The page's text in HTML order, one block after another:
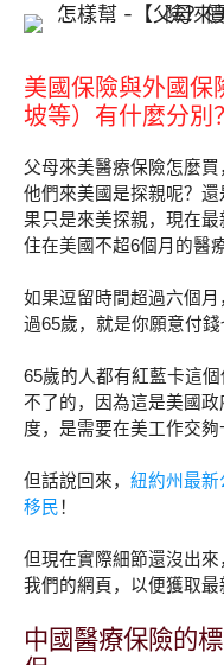
美國保險與外國
坡等）有什麼分別？
父母來美醫療保險怎麼
他們來美國是探親呢？
果只是來美探親，現在
住在美國不超6個月的醫
如果逗留時間超過六個
過65歲，就是你願意付錢
65歲的人都有紅藍卡這
不了的，因為這是美國
度，是需要在美工作交夠
但話說回來， 紐約州最新
移民！
但現在實際細節還沒出
我們的網頁，以便獲取最
中國醫療保險的